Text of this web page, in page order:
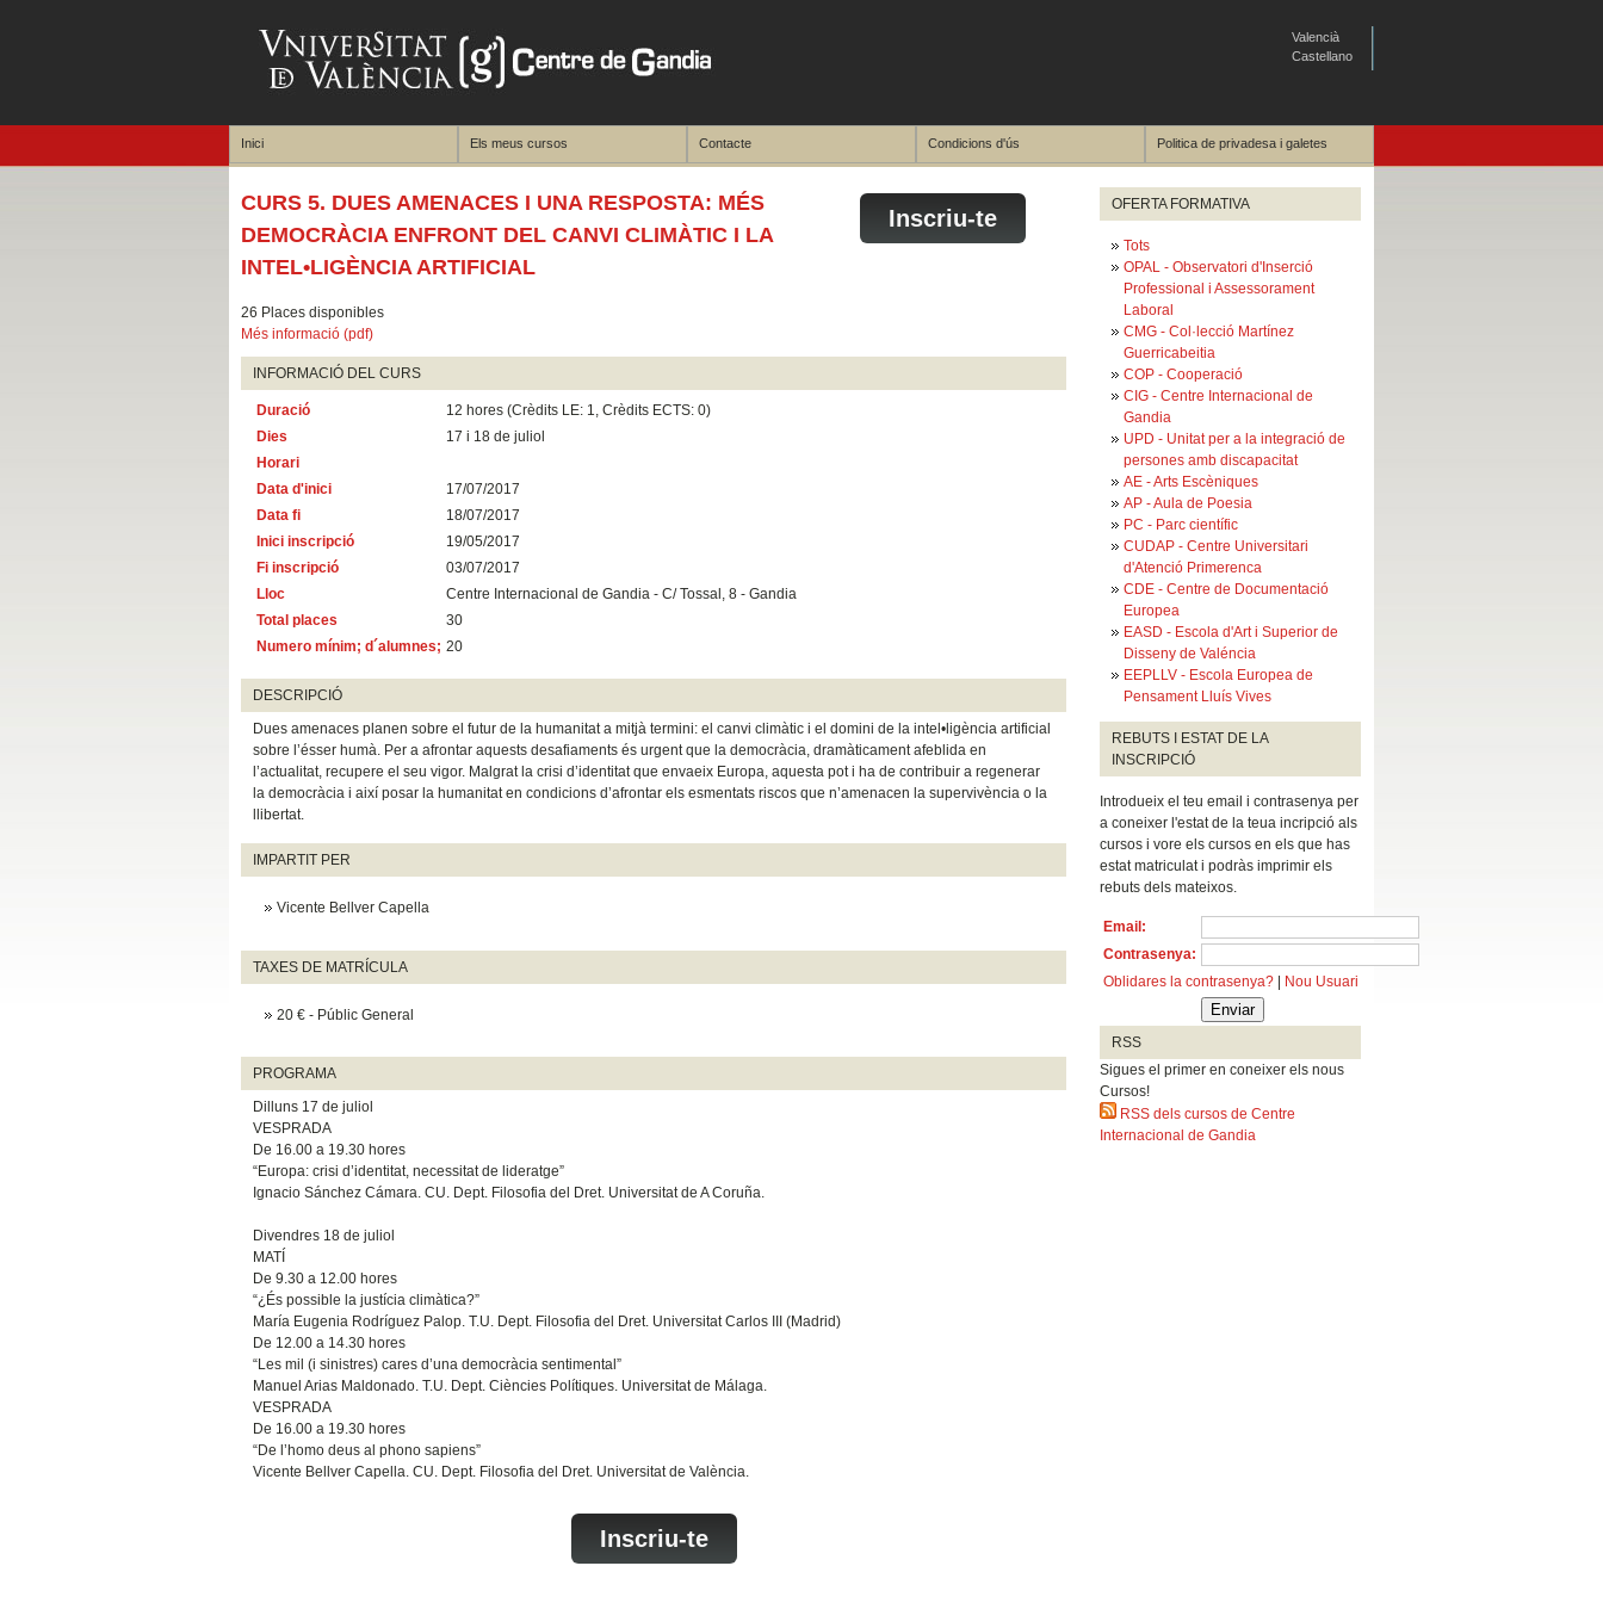
Valencià
Castellano
Inici Els meus cursos Contacte Condicions d'ús Politica de privadesa i galetes
CURS 5. DUES AMENACES I UNA RESPOSTA: MÉS
DEMOCRÀCIA ENFRONT DEL CANVI CLIMÀTIC I LA
INTEL•LIGÈNCIA ARTIFICIAL
26 Places disponibles
Inscriu-te
Més informació (pdf)
INFORMACIÓ DEL CURS
Duració
12 hores (Crèdits LE: 1, Crèdits ECTS: 0)
Dies
17 i 18 de juliol
Horari
Data d'inici
17/07/2017
Data fi
18/07/2017
Inici inscripció
19/05/2017
Fi inscripció
03/07/2017
Lloc
Centre Internacional de Gandia - C/ Tossal, 8 - Gandia
Total places
30
Numero mínim; d´alumnes; 20
DESCRIPCIÓ
Dues amenaces planen sobre el futur de la humanitat a mitjà termini: el canvi climàtic i el domini de la intel•ligència artificial
sobre l’ésser humà. Per a afrontar aquests desafiaments és urgent que la democràcia, dramàticament afeblida en
l’actualitat, recupere el seu vigor. Malgrat la crisi d’identitat que envaeix Europa, aquesta pot i ha de contribuir a regenerar
la democràcia i així posar la humanitat en condicions d’afrontar els esmentats riscos que n’amenacen la supervivència o la
llibertat.
IMPARTIT PER
Vicente Bellver Capella
TAXES DE MATRÍCULA
20 € - Públic General
PROGRAMA
Dilluns 17 de juliol
VESPRADA
De 16.00 a 19.30 hores
“Europa: crisi d’identitat, necessitat de lideratge”
Ignacio Sánchez Cámara. CU. Dept. Filosofia del Dret. Universitat de A Coruña.
Divendres 18 de juliol
MATÍ
De 9.30 a 12.00 hores
“¿És possible la justícia climàtica?”
María Eugenia Rodríguez Palop. T.U. Dept. Filosofia del Dret. Universitat Carlos III (Madrid)
De 12.00 a 14.30 hores
“Les mil (i sinistres) cares d’una democràcia sentimental”
Manuel Arias Maldonado. T.U. Dept. Ciències Polítiques. Universitat de Málaga.
VESPRADA
De 16.00 a 19.30 hores
“De l’homo deus al phono sapiens”
Vicente Bellver Capella. CU. Dept. Filosofia del Dret. Universitat de València.
Inscriu-te
OFERTA FORMATIVA
Tots
OPAL - Observatori d'Inserció
Professional i Assessorament
Laboral
CMG - Col·lecció Martínez
Guerricabeitia
COP - Cooperació
CIG - Centre Internacional de
Gandia
UPD - Unitat per a la integració de
persones amb discapacitat
AE - Arts Escèniques
AP - Aula de Poesia
PC - Parc científic
CUDAP - Centre Universitari
d'Atenció Primerenca
CDE - Centre de Documentació
Europea
EASD - Escola d'Art i Superior de
Disseny de Valéncia
EEPLLV - Escola Europea de
Pensament Lluís Vives
REBUTS I ESTAT DE LA
INSCRIPCIÓ
Introdueix el teu email i contrasenya per
a coneixer l'estat de la teua incripció als
cursos i vore els cursos en els que has
estat matriculat i podràs imprimir els
rebuts dels mateixos.
Email:
Contrasenya:
Oblidares la contrasenya?| Nou Usuari
RSS
Sigues el primer en coneixer els nous
Cursos!
RSS dels cursos de Centre
Internacional de Gandia